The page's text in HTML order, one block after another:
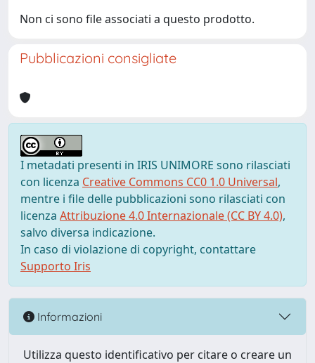
Non ci sono file associati a questo prodotto.
Pubblicazioni consigliate
I metadati presenti in IRIS UNIMORE sono rilasciati
con licenza Creative Commons CC0 1.0 Universal,
mentre i file delle pubblicazioni sono rilasciati con
licenza Attribuzione 4.0 Internazionale (CC BY 4.0),
salvo diversa indicazione.
In caso di violazione di copyright, contattare
Supporto Iris
Informazioni
Utilizza questo identificativo per citare o creare un